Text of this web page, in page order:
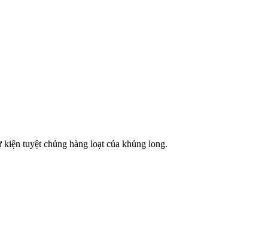
kiện tuyệt chủng hàng loạt của khủng long.